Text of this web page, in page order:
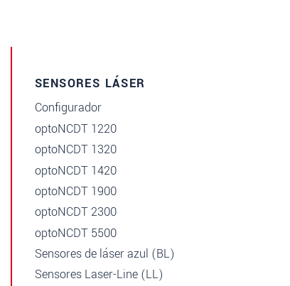
SENSORES LÁSER
Configurador
optoNCDT 1220
optoNCDT 1320
optoNCDT 1420
optoNCDT 1900
optoNCDT 2300
optoNCDT 5500
Sensores de láser azul (BL)
Sensores Laser-Line (LL)